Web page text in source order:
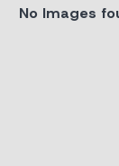
No Images